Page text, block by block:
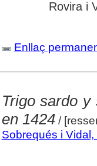
Rovira i
Enllaç
Trigo sardo
en 1424/
Sobrequés i